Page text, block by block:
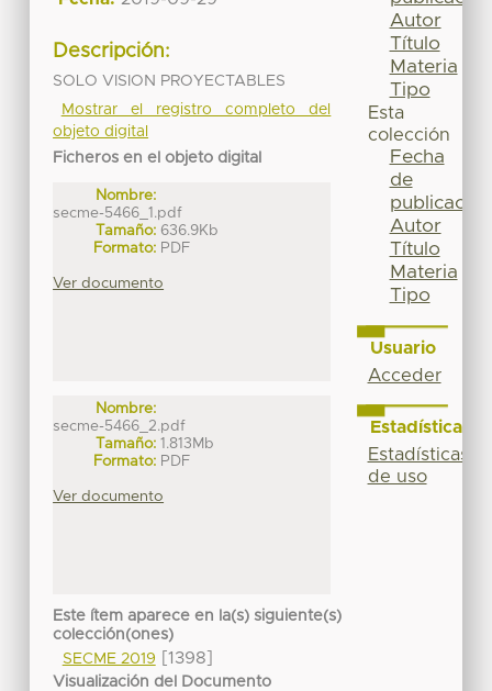
Descripción:
SOLO VISION PROYECTABLES
Mostrar el registro completo del
objeto digital
Ficheros en el objeto digital
Nombre:
secme-5466_1.pdf
Tamaño: 636.9Kb
Formato: PDF
Ver documento
Nombre:
secme-5466_2.pdf
Tamaño: 1.813Mb
Formato: PDF
Ver documento
Este ítem aparece en la(s) siguiente(s)
colección(ones)
SECME 2019 [1398]
Visualización del Documento
Autor
Título
Materia
Tipo
Esta
colección
Fecha
de
publicación
Autor
Título
Materia
Tipo
Usuario
Acceder
Estadísticas
Estadísticas
de uso